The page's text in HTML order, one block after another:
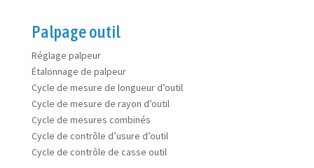
Palpage outil
Réglage palpeur
Étalonnage de palpeur
Cycle de mesure de longueur d’outil
Cycle de mesure de rayon d’outil
Cycle de mesures combinés
Cycle de contrôle d’usure d’outil
Cycle de contrôle de casse outil